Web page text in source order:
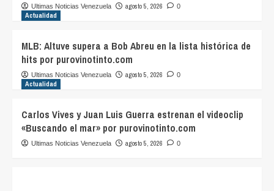
Ultimas Noticias Venezuela agosto 5, 2026 0
Actualidad
MLB: Altuve supera a Bob Abreu en la lista histórica de
hits por purovinotinto.com
Ultimas Noticias Venezuela agosto 5, 2026 0
Actualidad
Carlos Vives y Juan Luis Guerra estrenan el videoclip
«Buscando el mar» por purovinotinto.com
Ultimas Noticias Venezuela agosto 5, 2026 0